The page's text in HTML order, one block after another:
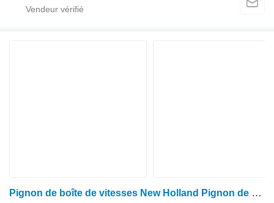
Pignon de boîte de vitesses New Holland Pignon de moyeu de transmission T45 5167830 pour Case Puma 130 (TM120, TM130) pour tracteur à roues New Holland Tm120, Tm130, Case Puma 130